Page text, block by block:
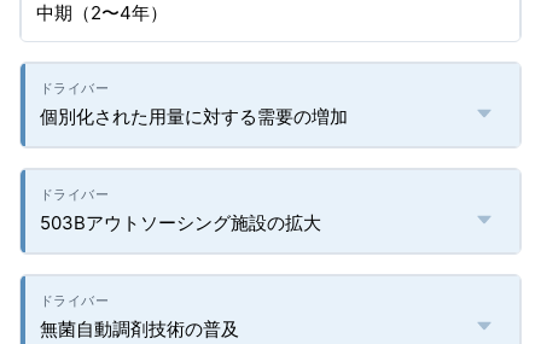
中期（2〜4年）
個別化された用量に対する需要の増加
503Bアウトソーシング施設の拡大
無菌自動調剤技術の普及